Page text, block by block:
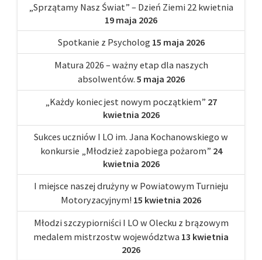
„Sprzątamy Nasz Świat” – Dzień Ziemi 22 kwietnia
19 maja 2026
Spotkanie z Psycholog 15 maja 2026
Matura 2026 – ważny etap dla naszych
absolwentów. 5 maja 2026
„Każdy koniec jest nowym początkiem” 27
kwietnia 2026
Sukces uczniów I LO im. Jana Kochanowskiego w
konkursie „Młodzież zapobiega pożarom” 24
kwietnia 2026
I miejsce naszej drużyny w Powiatowym Turnieju
Motoryzacyjnym! 15 kwietnia 2026
Młodzi szczypiorniści I LO w Olecku z brązowym
medalem mistrzostw województwa 13 kwietnia
2026